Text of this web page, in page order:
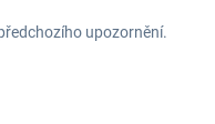
upozornění.